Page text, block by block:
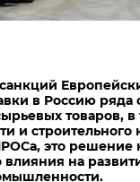
в Россию ряда
товаров, в
и
это решение
влияния на
для СМИ